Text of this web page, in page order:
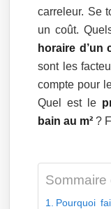
carreleur. Se
un coût.
horaire d’un
sont les
compte pour
Quel est le
bain au m² ?
Sommaire
Pourquoi